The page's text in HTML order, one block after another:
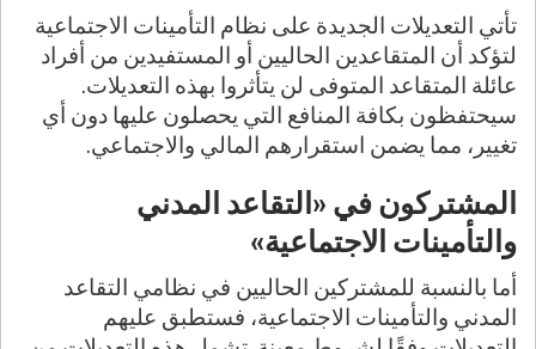
تأتي التعديلات الجديدة على نظام التأمينات الاجتماعية
لتؤكد أن المتقاعدين الحاليين أو المستفيدين من أفراد
عائلة المتقاعد المتوفى لن يتأثروا بهذه التعديلات.
سيحتفظون بكافة المنافع التي يحصلون عليها دون أي
تغيير، مما يضمن استقرارهم المالي والاجتماعي.
المشتركون في «التقاعد المدني
والتأمينات الاجتماعية»
أما بالنسبة للمشتركين الحاليين في نظامي التقاعد
المدني والتأمينات الاجتماعية، فستطبق عليهم